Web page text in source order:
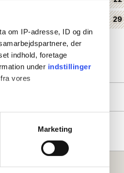
om IP-adresse, ID og din
der
indhold, foretage
under indstillinger
vores
Marketing
29
31
Valbart som incheckningsdatum
Ingen incheckning